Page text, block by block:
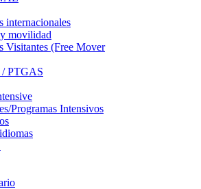
internacionales
movilidad
Visitantes (Free Mover
/ PTGAS
Programas Intensivos